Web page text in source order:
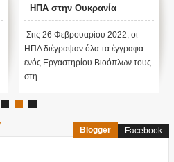
ΗΠΑ στην Ουκρανία
Στις 26 Φεβρουαρίου 2022, οι
ΗΠΑ διέγραψαν όλα τα έγγραφα
ενός Εργαστηρίου Βιοόπλων τους
στη...
Blogger Facebook